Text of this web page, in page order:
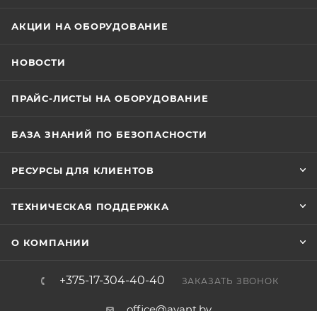
АКЦИИ НА ОБОРУДОВАНИЕ
НОВОСТИ
ПРАЙС-ЛИСТЫ НА ОБОРУДОВАНИЕ
БАЗА ЗНАНИЙ ПО БЕЗОПАСНОСТИ
РЕСУРСЫ ДЛЯ КЛИЕНТОВ
ТЕХНИЧЕСКАЯ ПОДДЕРЖКА
О КОМПАНИИ
+375-17-304-40-40 ЗАКАЗАТЬ ЗВОНОК